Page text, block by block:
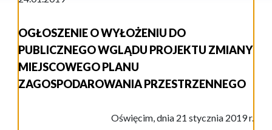
OGŁOSZENIE O WYŁOŻENIU DO
PUBLICZNEGO WGLĄDU PROJEKTU ZMIANY
MIEJSCOWEGO PLANU
ZAGOSPODAROWANIA PRZESTRZENNEGO
Oświęcim, dnia 21 stycznia 2019 r.